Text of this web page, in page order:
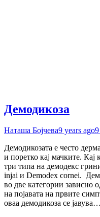
Демодикоза
Наташа Бојчева9 years ago
Демодикозата е често
и поретко кај мачките. Кај
три типа на демодекс
injai и Demodex cornei.
во две категории зависно
на појавата на првите
оваа демодикоза се јавува…